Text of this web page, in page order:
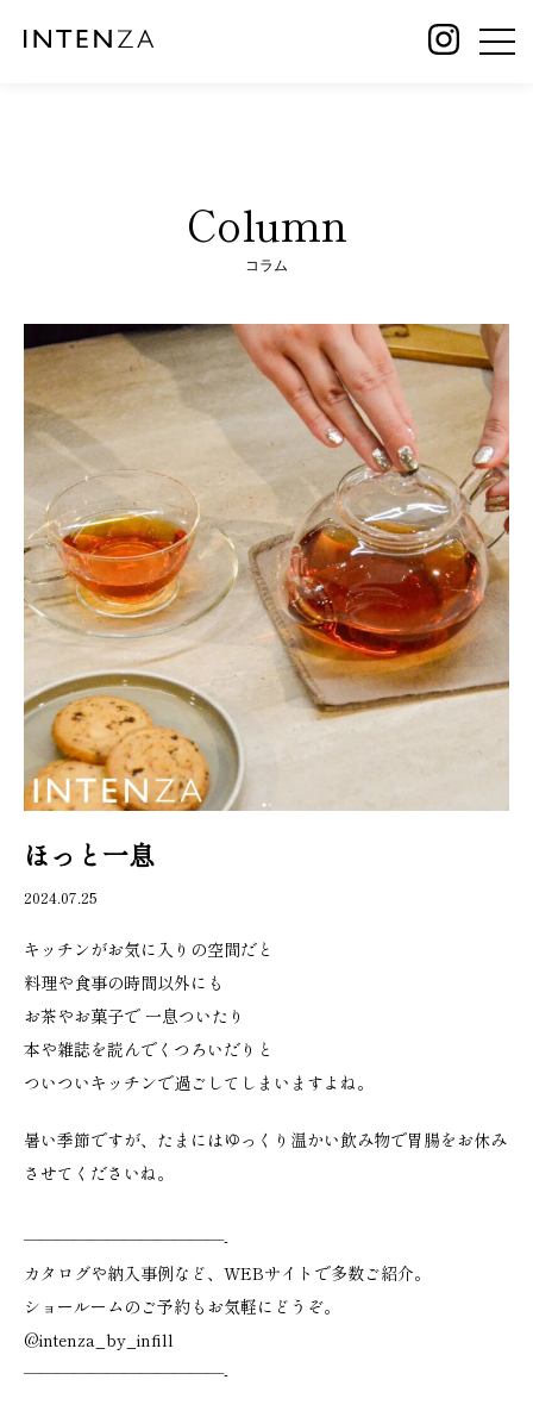
Column
コラム
ほっと一息
2024.07.25
キッチンがお気に入りの空間だと
料理や食事の時間以外にも
お茶やお菓子で 一息ついたり
本や雑誌を読んでくつろいだりと
ついついキッチンで過ごしてしまいますよね。
暑い季節ですが、たまにはゆっくり温かい飲み物で胃腸をお休み
させてくださいね。
————————————-
カタログや納入事例など、WEBサイトで多数ご紹介。
ショールームのご予約もお気軽にどうぞ。
@intenza_by_infill
————————————-